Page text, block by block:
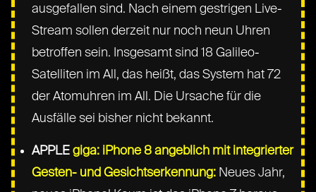
ausgefallen sind. Nach einem gestrigen Live-
Stream sollen derzeit nur noch neun Uhren
betroffen sein. Insgesamt sind 18 Galileo-
Satelliten im All, das heißt, das System hat 72
der Atomuhren im All. Die Ursache für die
Ausfälle sei bisher nicht bekannt.
APPLEgiga: iPhone 8 angeblich mit integrierter
Gesten- und Gesichtserkennung: Neues Jahr,